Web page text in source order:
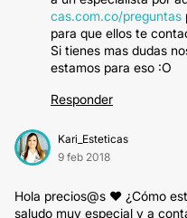
cas.com.co/preguntas
para que ellos te
Si tienes mas dudas
estamos para eso :O
Responder
Kari_Esteticas
9 feb 2018
Hola precios@s ♥ ¿Cómo
saludo muy especial y a